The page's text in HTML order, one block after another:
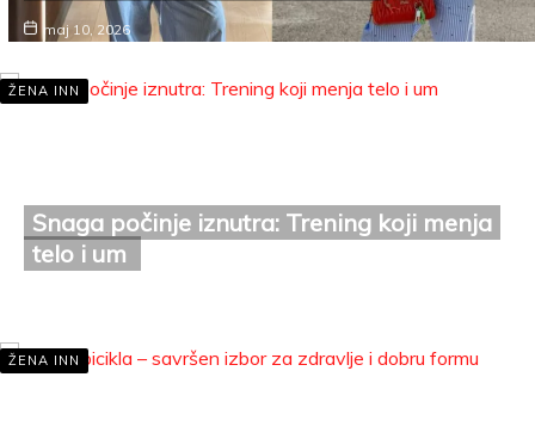
maj 10, 2026
ŽENA INN
Snaga počinje iznutra: Trening koji menja
telo i um
ŽENA INN